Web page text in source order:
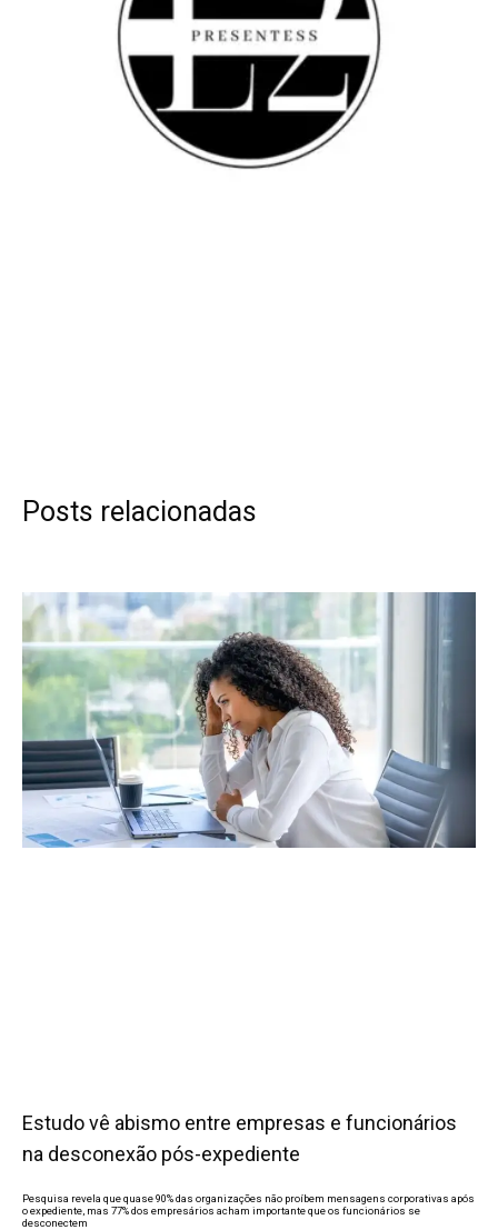
Posts relacionadas
Estudo vê abismo entre empresas e funcionários
na desconexão pós-expediente
Pesquisa revela que quase 90% das organizações não proíbem mensagens corporativas após
o expediente, mas 77% dos empresários acham importante que os funcionários se
desconectem